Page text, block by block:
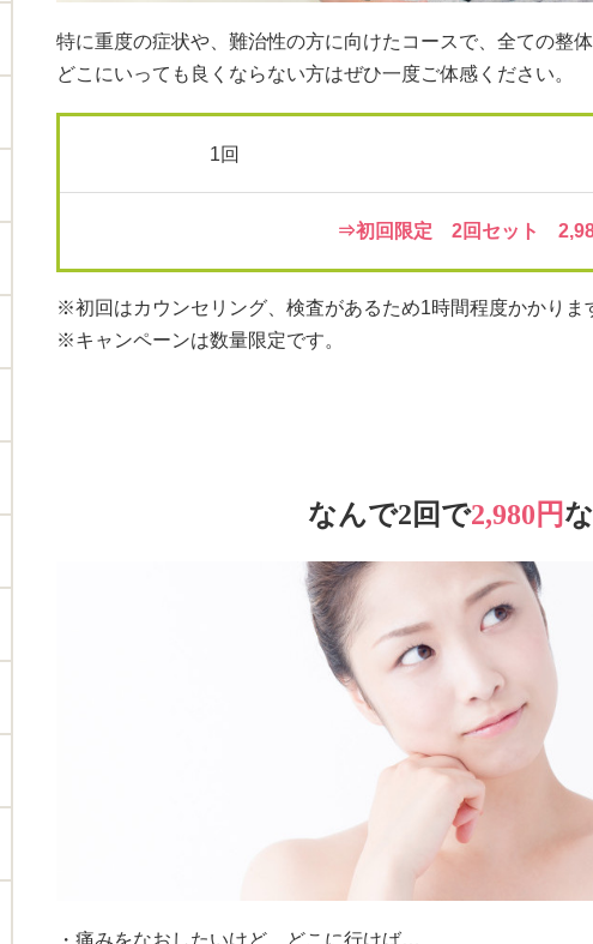
特に重度の症状や、難治性の方に向けたコースで、全ての整
どこにいっても良くならない方はぜひ一度ご体感ください。
1回
⇒初回限定 2回セット
※初回はカウンセリング、検査があるため1時間程度かかりま
※キャンペーンは数量限定です。
なんで2回で2,980円